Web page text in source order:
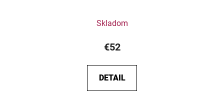
Skladom
€52
DETAIL